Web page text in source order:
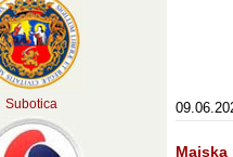
Subotica
Majska